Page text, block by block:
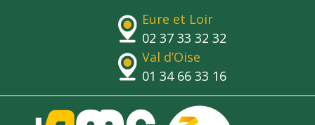
Eure et Loir
02 37 33 32 32
Val d’Oise
01 34 66 33 16